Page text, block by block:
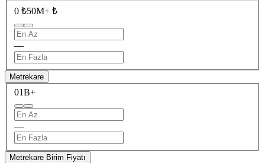
0 ₺50M+ ₺
—
Metrekare
01B+
—
Metrekare Birim Fiyatı